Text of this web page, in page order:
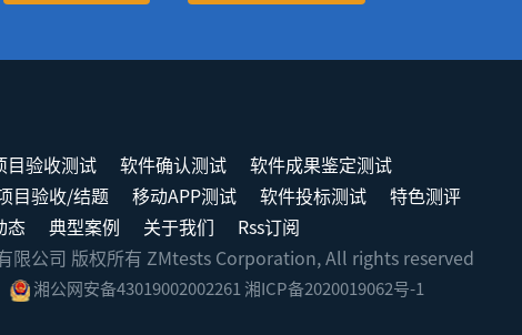
目验收测试 软件确认测试
软件成果鉴定测试
目验收/结题
移动APP测试 软件投标测试
特色测评
态 典型案例 关于我们
Rss订阅
限公司 版权所有 ZMtests Corporation, All rights reserved
湘公网安备43019002002261 湘ICP备2020019062号-1